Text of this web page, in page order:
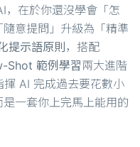
，在於你還沒學會「怎
意提問」升級為「精準
提示語原則 ，搭配
Shot 範例學習兩大進階
AI 完成過去要花數小
一套你上完馬上能用的